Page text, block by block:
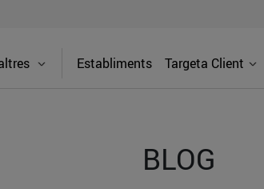
Establiments Targeta Client
BLOG